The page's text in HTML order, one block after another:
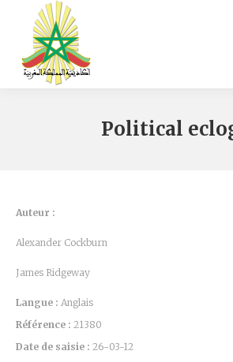
Political
Auteur :
Alexander Cockburn
James Ridgeway
Langue : Anglais
Référence : 21380
Date de saisie : 26-03-12